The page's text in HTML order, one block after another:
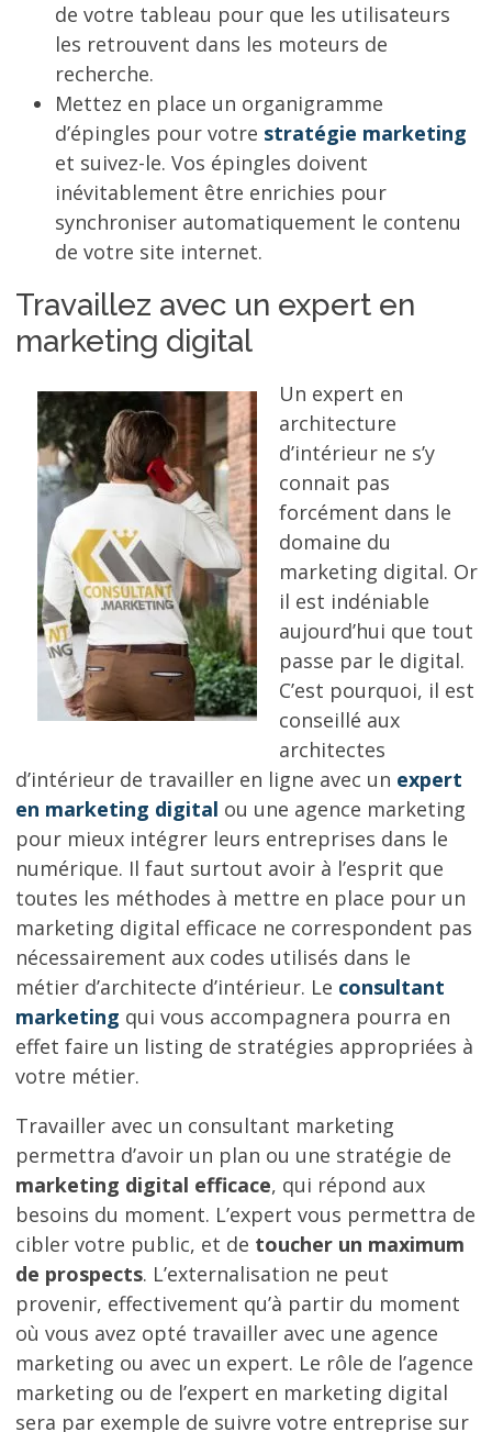
de votre tableau pour que les utilisateurs
les retrouvent dans les moteurs de
recherche.
Mettez en place un organigramme
d’épingles pour votre stratégie marketing
et suivez-le. Vos épingles doivent
inévitablement être enrichies pour
synchroniser automatiquement le contenu
de votre site internet.
Travaillez avec un expert en
marketing digital
Un expert en
architecture
d’intérieur ne s’y
connait pas
forcément dans le
domaine du
marketing digital. Or
il est indéniable
aujourd’hui que tout
passe par le digital.
C’est pourquoi, il est
conseillé aux
architectes
d’intérieur de travailler en ligne avec un expert
en marketing digital ou une agence marketing
pour mieux intégrer leurs entreprises dans le
numérique. Il faut surtout avoir à l’esprit que
toutes les méthodes à mettre en place pour un
marketing digital efficace ne correspondent pas
nécessairement aux codes utilisés dans le
métier d’architecte d’intérieur. Le consultant
marketing qui vous accompagnera pourra en
effet faire un listing de stratégies appropriées à
votre métier.
Travailler avec un consultant marketing
permettra d’avoir un plan ou une stratégie de
marketing digital efficace, qui répond aux
besoins du moment. L’expert vous permettra de
cibler votre public, et de toucher un maximum
de prospects. L’externalisation ne peut
provenir, effectivement qu’à partir du moment
où vous avez opté travailler avec une agence
marketing ou avec un expert. Le rôle de l’agence
marketing ou de l’expert en marketing digital
sera par exemple de suivre votre entreprise sur